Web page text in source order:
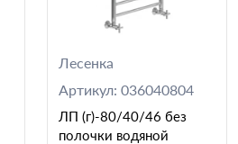
Лесенка
Артикул: 036040804
ЛП (г)-80/40/46 без
полочки водяной